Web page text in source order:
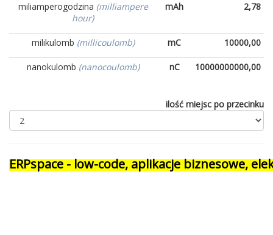
miliamperogodzina (milliampere
hour)
mAh 2,78
milikulomb (millicoulomb) mC 10000,00
nanokulomb (nanocoulomb) nC 10000000000,00
ilość miejsc po przecinku
ERPspace - low-code, aplikacje biznesowe,